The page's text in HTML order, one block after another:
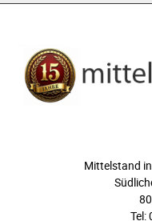
Mittelstand
Tel: